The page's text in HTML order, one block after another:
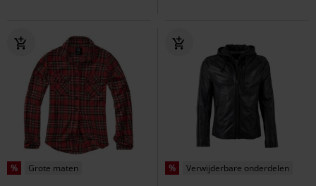
% Grote maten % Verwijderbare onderdelen